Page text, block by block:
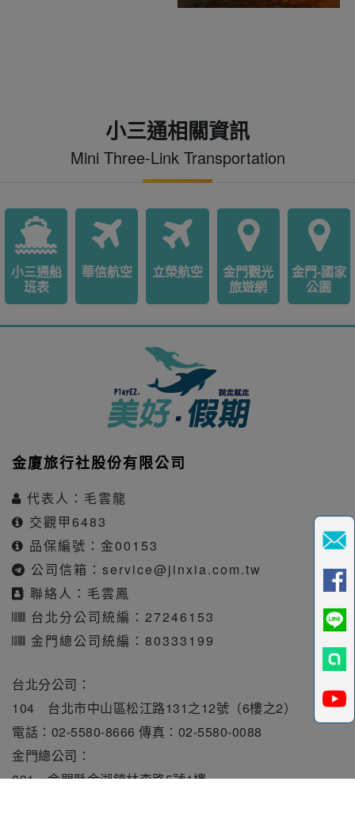
小三通相關資訊
Mini Three-Link Transportation
小三通船
班表
華信航空 立榮航空
金門觀光
旅遊網
金門-國家
公園
金廈旅行社股份有限公司
代表人：毛雲龍
交觀甲6483
品保編號：金00153
公司信箱： service@jinxia.com.tw
聯絡人：毛雲鳳
台北分公司統編：27246153
金門總公司統編：80333199
台北分公司：
104 台北市中山區松江路131之12號（6樓之2）
電話：02-5580-8666 傳真：02-5580-0088
金門總公司：
891 金門縣金湖鎮林森路5號1樓